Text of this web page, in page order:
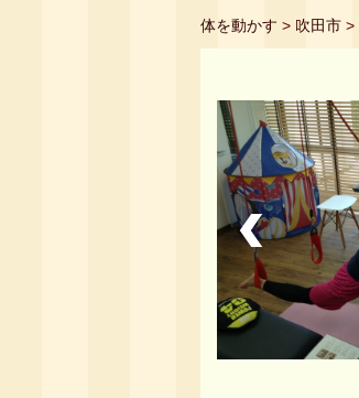
体を動かす > 吹田市 >